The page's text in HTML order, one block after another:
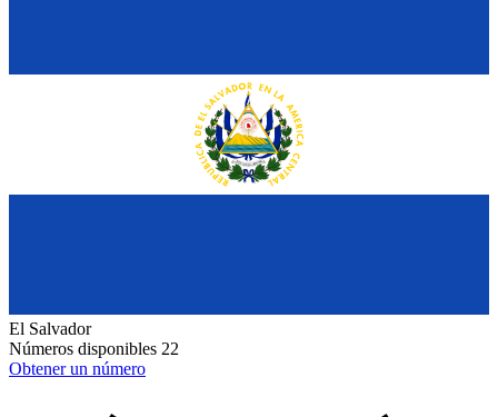
El Salvador
Números disponibles 22
Obtener un número